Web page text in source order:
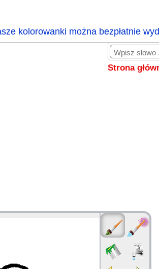
kolorowanki można bezpłatnie
Strona